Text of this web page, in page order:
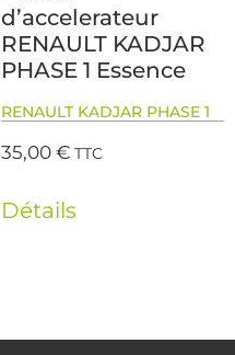
d’accelerateur
RENAULT KADJAR
PHASE 1 Essence
RENAULT KADJAR PHASE 1
35,00€ TTC
Détails